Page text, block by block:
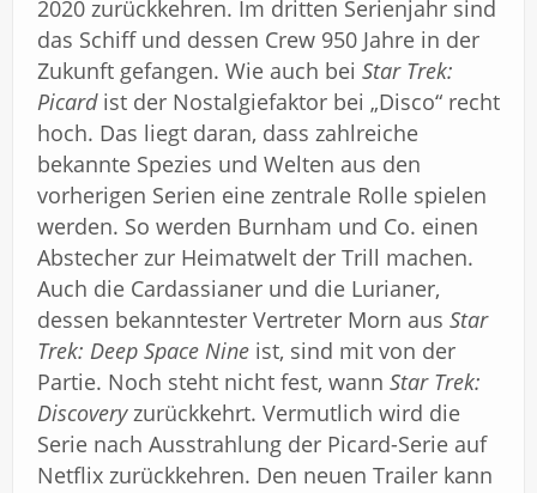
2020 zurückkehren. Im dritten Serienjahr sind
das Schiff und dessen Crew 950 Jahre in der
Zukunft gefangen. Wie auch bei Star Trek:
Picardist der Nostalgiefaktor bei „Disco“ recht
hoch. Das liegt daran, dass zahlreiche
bekannte Spezies und Welten aus den
vorherigen Serien eine zentrale Rolle spielen
werden. So werden Burnham und Co. einen
Abstecher zur Heimatwelt der Trill machen.
Auch die Cardassianer und die Lurianer,
dessen bekanntester Vertreter Morn aus Star
Trek: Deep Space Nine ist, sind mit von der
Partie. Noch steht nicht fest, wann Star Trek:
Discoveryzurückkehrt. Vermutlich wird die
Serie nach Ausstrahlung der Picard-Serie auf
Netflix zurückkehren. Den neuen Trailer kann